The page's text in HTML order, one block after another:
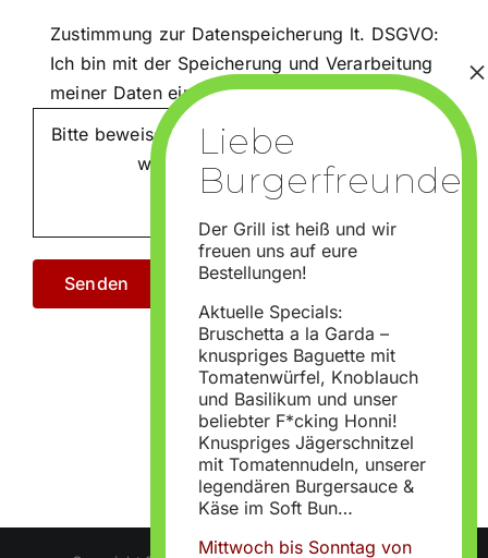
Zustimmung zur Datenspeicherung lt. DSGVO:
Ich bin mit der Speicherung und Verarbeitung
meiner Daten einverstanden!
Bitte beweise, dass du kein Spambot bist und
wähle das Symbol
Stern
Der Grill ist heiß und wir
freuen uns auf eure
Bestellungen!
Aktuelle Specials:
Bruschetta a la Garda –
knuspriges Baguette mit
Tomatenwürfel, Knoblauch
und Basilikum und unser
beliebter F*cking Honni!
Knuspriges Jägerschnitzel
mit Tomatennudeln, unserer
legendären Burgersauce &
Käse im Soft Bun…
Mittwoch bis Sonntag von